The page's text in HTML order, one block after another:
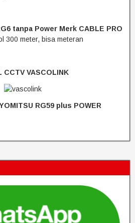
tanpa Power Merk CABLE PRO
300 meter, bisa meteran
CCTV VASCOLINK
RG59 plus POWER